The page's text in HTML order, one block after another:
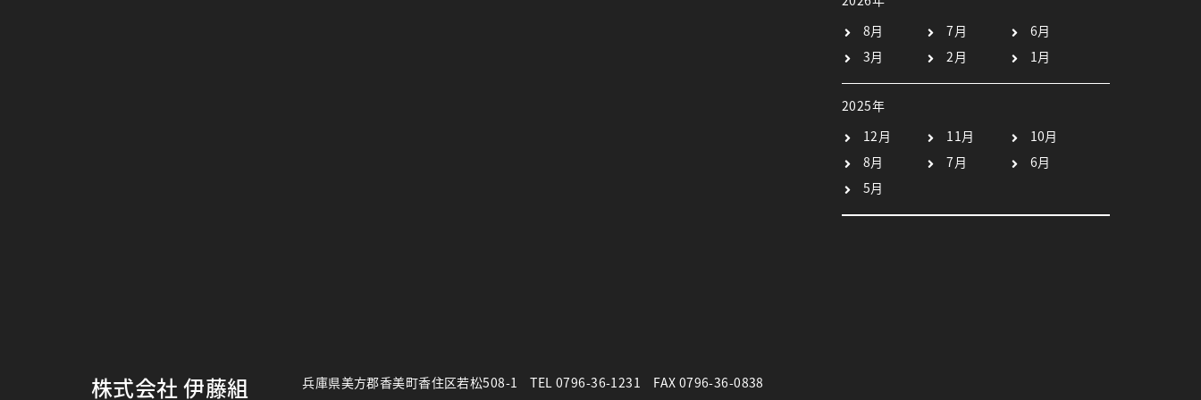
8月
7月
6月
3月
2月 1月
2025年
12月
11月
10月
8月
7月
6月
5月
株式会社 伊藤組 兵庫県美方郡香美町香住区若松508-1 TEL0796-36-1231 FAX 0796-36-0838